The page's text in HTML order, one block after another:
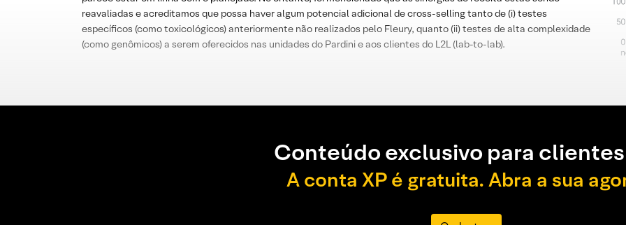
reavaliadas e acreditamos que possa haver algum potencial adicional de cross-selling tanto de (i) testes
específicos (como toxicológicos) anteriormente não realizados pelo Fleury, quanto (ii) testes de alta complexidade
(como genômicos) a serem oferecidos nas unidades do Pardini e aos clientes do L2L (lab-to-lab).
Conteúdo exclusivo para
A conta XP é gratuita. Abra a sua